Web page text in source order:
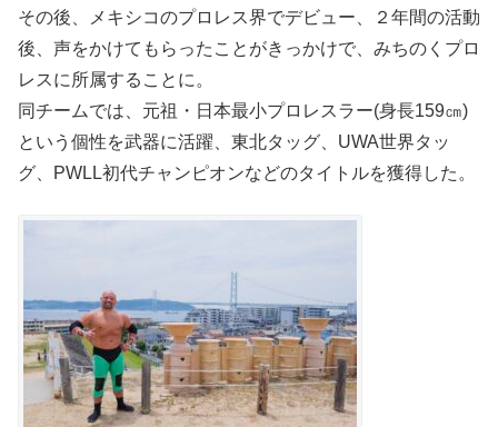
その後、メキシコのプロレス界でデビュー、２年間の活動
後、声をかけてもらったことがきっかけで、みちのくプロ
レスに所属することに。
同チームでは、元祖・日本最小プロレスラー(身長159㎝)
という個性を武器に活躍、東北タッグ、UWA世界タッ
グ、PWLL初代チャンピオンなどのタイトルを獲得した。